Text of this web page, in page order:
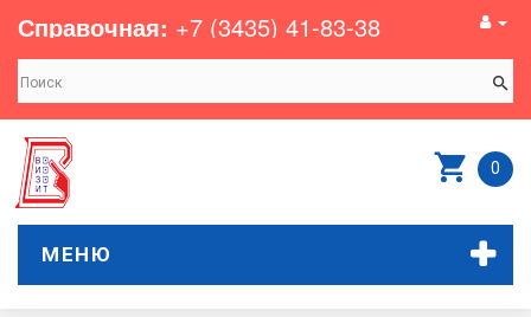
Справочная: +7 (3435) 41-83-38
0
МЕНЮ